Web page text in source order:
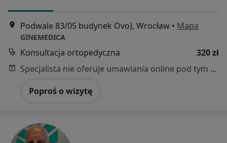
Podwale 83/05 budynek Ovo), Wrocław • Mapa
GINEMEDICA
Konsultacja ortopedyczna
320 zł
Specjalista nie oferuje umawiania online pod tym adresem.
Poproś o wizytę